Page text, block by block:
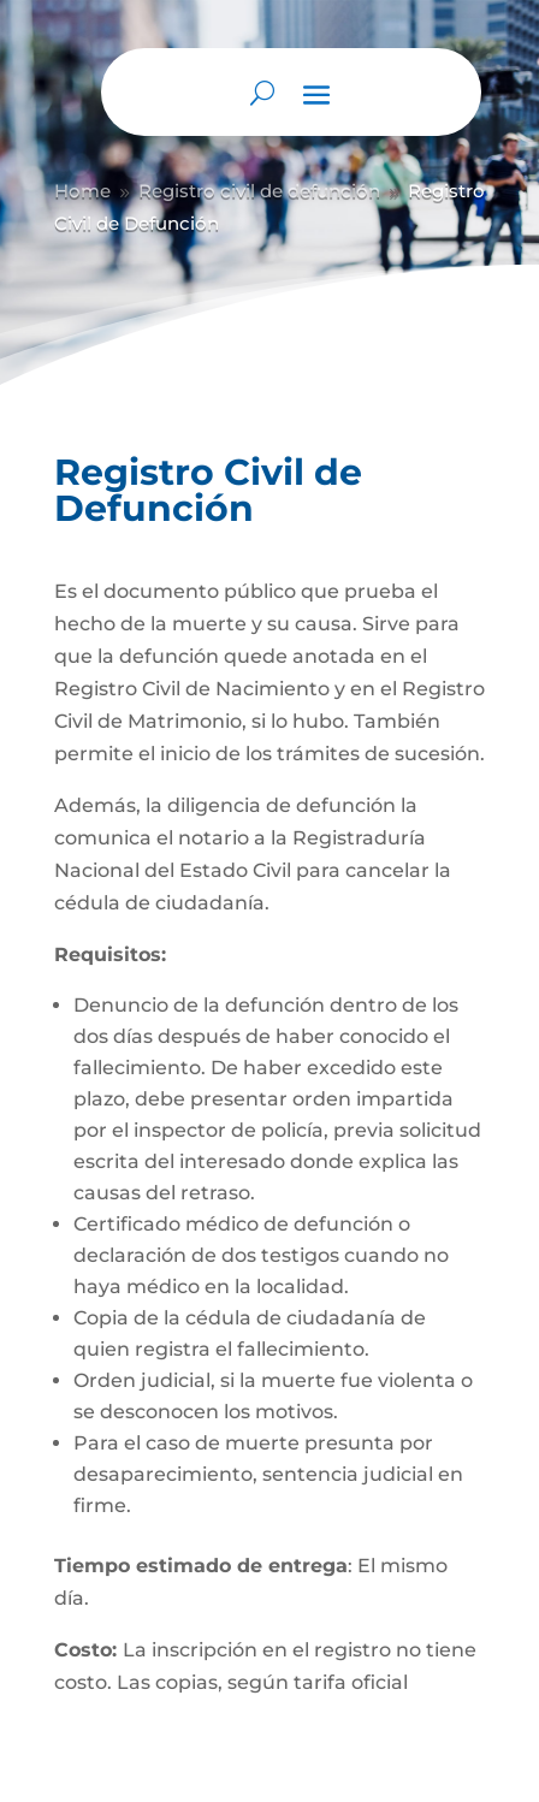
Abrir barra de herramientas
Home 9 Registro civil de defunción 9 Registro
Civil de Defunción
Registro Civil de
Defunción
Es el documento público que prueba el
hecho de la muerte y su causa. Sirve para
que la defunción quede anotada en el
Registro Civil de Nacimiento y en el Registro
Civil de Matrimonio, si lo hubo. También
permite el inicio de los trámites de sucesión.
Además, la diligencia de defunción la
comunica el notario a la Registraduría
Nacional del Estado Civil para cancelar la
cédula de ciudadanía.
Requisitos:
Denuncio de la defunción dentro de los
dos días después de haber conocido el
fallecimiento. De haber excedido este
plazo, debe presentar orden impartida
por el inspector de policía, previa solicitud
escrita del interesado donde explica las
causas del retraso.
Certificado médico de defunción o
declaración de dos testigos cuando no
haya médico en la localidad.
Copia de la cédula de ciudadanía de
quien registra el fallecimiento.
Orden judicial, si la muerte fue violenta o
se desconocen los motivos.
Para el caso de muerte presunta por
desaparecimiento, sentencia judicial en
firme.
Tiempo estimado de entrega: El mismo
día.
Costo: La inscripción en el registro no tiene
costo. Las copias, según tarifa oficial